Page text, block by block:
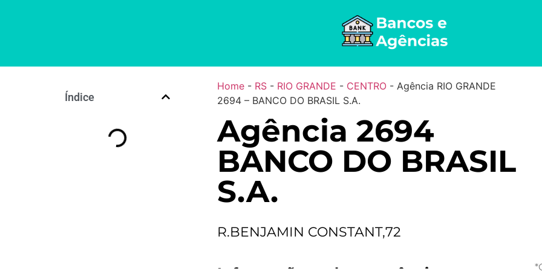
Índice
Home- RS- RIO GRANDE - CENTRO- Agência RIO GRANDE
2694 – BANCO DO BRASIL S.A.
Agência 2694
BANCO DO BRASIL
S.A.
R.BENJAMIN CONSTANT,72